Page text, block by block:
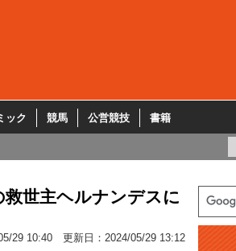
ック 競馬 公営競技 書籍
救世主ヘルナンデスに
29 10:40 更新日： 2024/05/29 13:12